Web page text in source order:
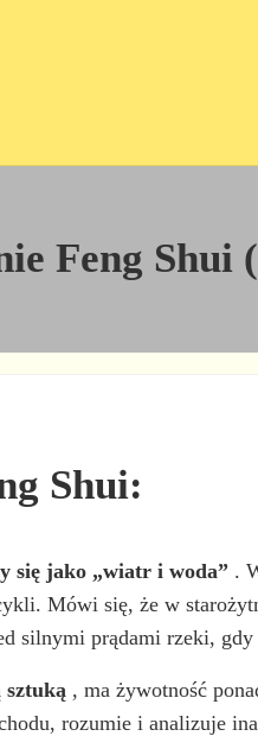
Feng
Shui:
się jako „wiatr i woda” .
Mówi się, że w
silnymi prądami rzeki,
sztuką , ma żywotność
rozumie i analizuje